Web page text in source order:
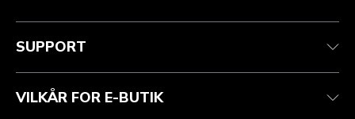
Health check
Spor din ordre
Garanti og dokumenter
Ofte stillede spørgsmål
Vilkår og betingelser
Returnering og refusion
Imprint
ODR
Mærket
Find en butik
SUPPORT
VILKÅR FOR E-BUTIK